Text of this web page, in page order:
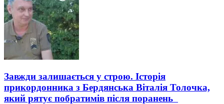
Завжди залишається у строю. Історія
прикордонника з Бердянська Віталія Толочка,
який рятує побратимів після поранень